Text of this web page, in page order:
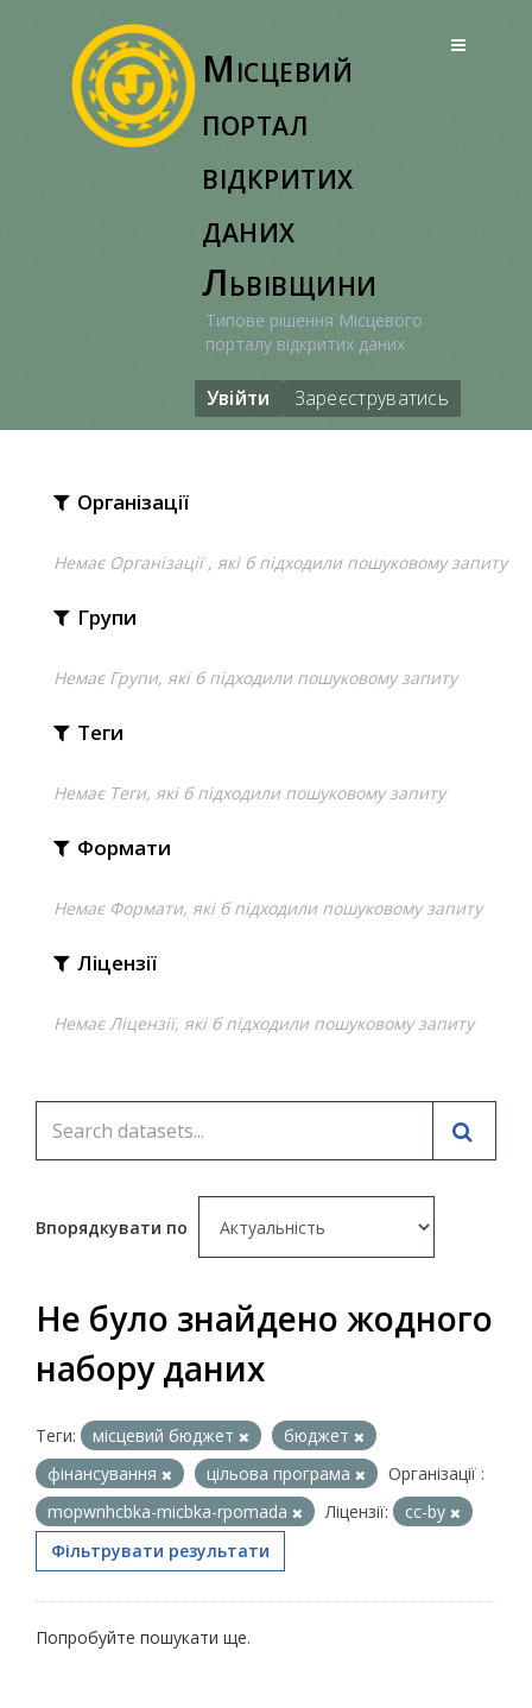
Місцевий
портал
відкритих
даних
Львівщини
Типове рішення Місцевого
порталу відкритих даних
Увійти Зареєструватись
Організації
Немає Організації , які б підходили пошуковому запиту
Групи
Немає Групи, які б підходили пошуковому запиту
Теги
Немає Теги, які б підходили пошуковому запиту
Формати
Немає Формати, які б підходили пошуковому запиту
Ліцензії
Немає Ліцензії, які б підходили пошуковому запиту
Впорядкувати по
Не було знайдено жодного
набору даних
Теги: місцевий бюджет
бюджет
фінансування
цільова програма
Організації :
mopwnhcbka-micbka-rpomada
Ліцензії:
cc-by
Фільтрувати результати
Попробуйте пошукати ще.